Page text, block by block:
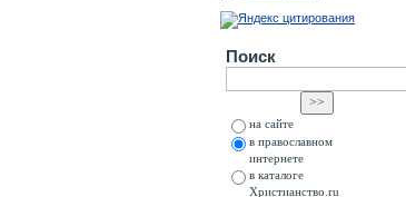
Поиск
на сайте
в православном
интернете
в каталоге
Христианство.ru